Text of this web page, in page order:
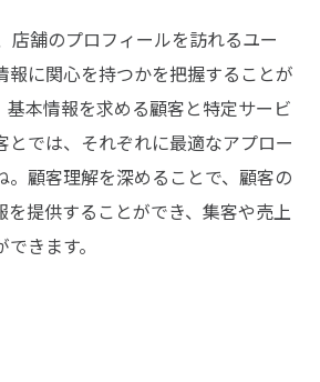
店舗のプロフィールを訪れるユー
報に関心を持つかを把握することが
基本情報を求める顧客と特定サービ
とでは、それぞれに最適なアプロー
。顧客理解を深めることで、顧客の
を提供することができ、集客や売上
きます。